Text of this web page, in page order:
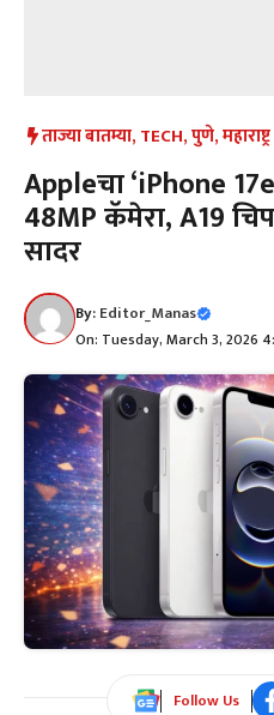
ताज्या बातम्या, TECH,पुणे,महाराष्ट्र
Appleचा ‘iPhone
48MP कॅमेरा, A19
सादर
By:Editor_Manas
On: Tuesday, March 3, 2026
Follow Us